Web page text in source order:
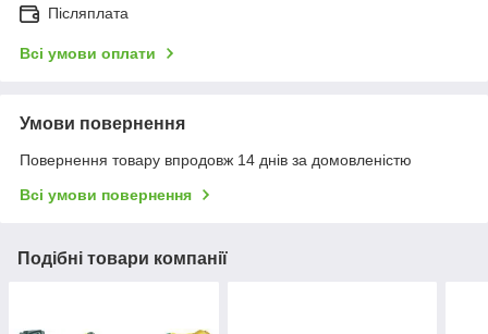
Післяплата
Всі умови оплати
Умови повернення
Повернення товару впродовж 14 днів за домовленістю
Всі умови повернення
Подібні товари компанії